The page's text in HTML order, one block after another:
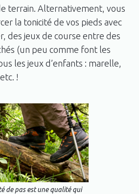
terrain. Alternativement, vous
la tonicité de vos pieds avec
des jeux de course entre des
(un peu comme font les
les jeux d’enfants : marelle,
!
de pas est une qualité qui